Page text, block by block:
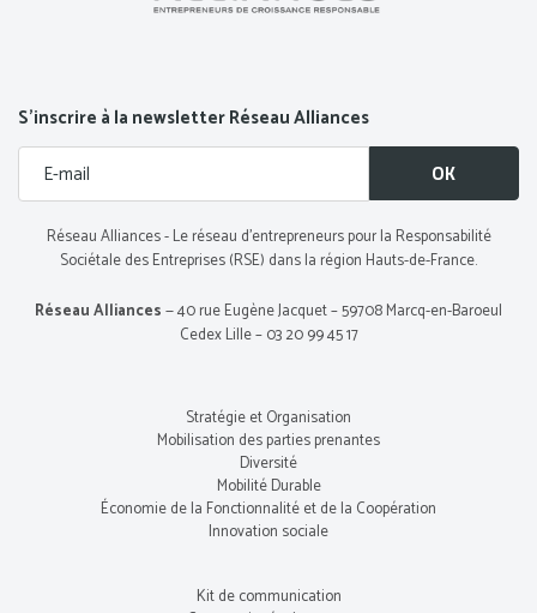
S’inscrire à la newsletter Réseau Alliances
Réseau Alliances - Le réseau d’entrepreneurs pour la Responsabilité
Sociétale des Entreprises (RSE) dans la région Hauts-de-France.
Réseau Alliances— 40 rue Eugène Jacquet – 59708 Marcq-en-Baroeul
Cedex Lille – 03 20 99 45 17
Stratégie et Organisation
Mobilisation des parties prenantes
Diversité
Mobilité Durable
Économie de la Fonctionnalité et de la Coopération
Innovation sociale
Kit de communication